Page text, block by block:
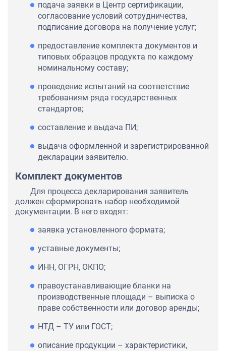
подача заявки в Центр сертификации,
согласование условий сотрудничества,
подписание договора на получение услуг;
предоставление комплекта документов и
типовых образцов продукта по каждому
номинальному составу;
проведение испытаний на соответствие
требованиям ряда государственных
стандартов;
составление и выдача ПИ;
выдача оформленной и зарегистрированной
декларации заявителю.
Комплект документов
Для процесса декларирования заявитель
должен сформировать набор необходимой
документации. В него входят:
заявка установленного формата;
уставные документы;
ИНН, ОГРН, ОКПО;
правоустанавливающие бланки на
производственные площади – выписка о
праве собственности или договор аренды;
НТД – ТУ или ГОСТ;
описание продукции – характеристики,